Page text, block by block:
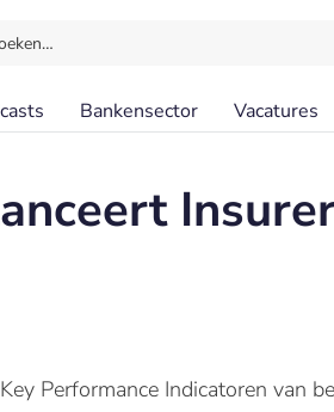
Bankensector Vacatures
Performance Indicatoren van